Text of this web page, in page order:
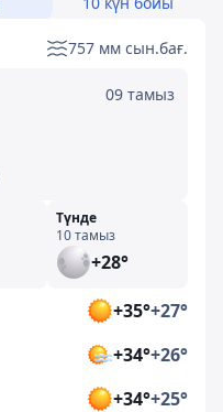
757 мм сын.бағ.
09 тамыз
Түнде
10 тамыз
+28°
+35°+27°
+34°+26°
+34°+25°